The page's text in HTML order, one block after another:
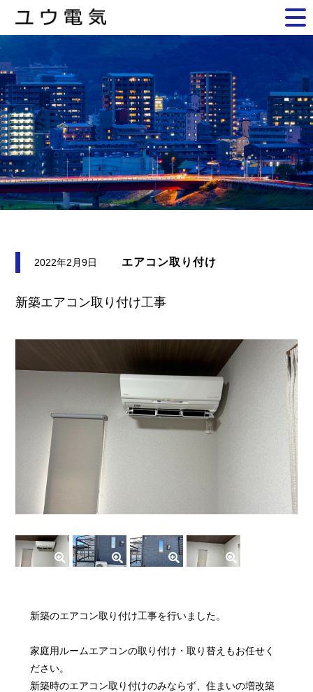
2022年2月9日 エアコン取り付け
新築エアコン取り付け工事
新築のエアコン取り付け工事を行いました。
家庭用ルームエアコンの取り付け・取り替えもお任せく
ださい。
新築時のエアコン取り付けのみならず、住まいの増改築